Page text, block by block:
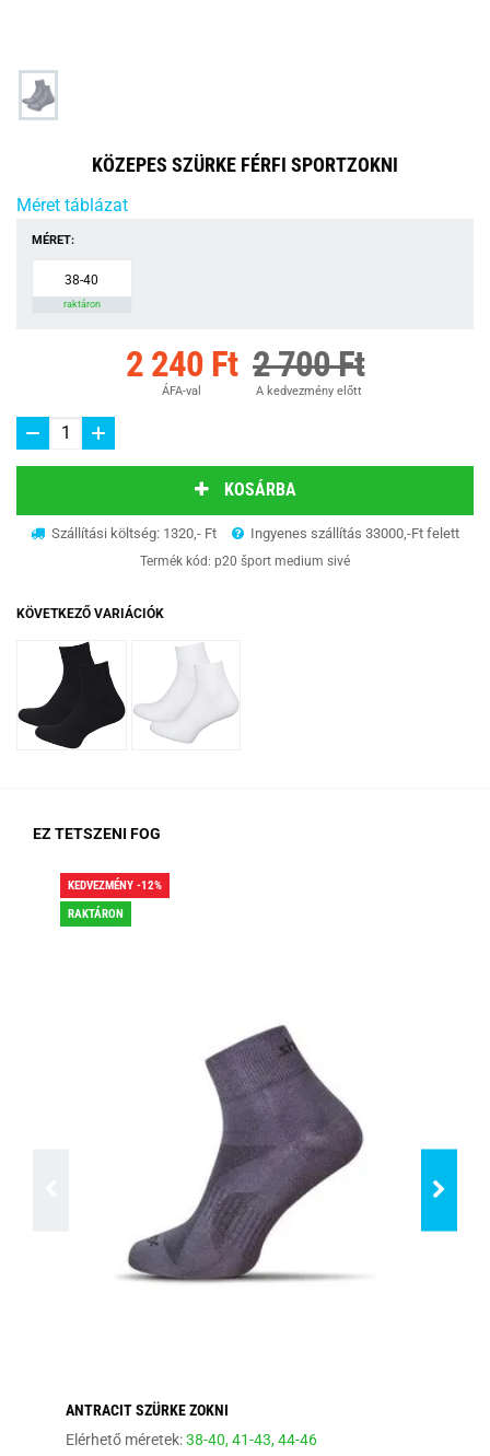
KÖZEPES SZÜRKE FÉRFI SPORTZOKNI
Méret táblázat
MÉRET:
38-40
raktáron
2 240 Ft
ÁFA-val
2 700 Ft
A kedvezmény előtt
KOSÁRBA
Szállítási költség: 1320,- Ft Ingyenes szállítás 33000,-Ft felett
Termék kód: p20 šport medium sivé
KÖVETKEZŐ VARIÁCIÓK
EZ TETSZENI FOG
KEDVEZMÉNY -12%
RAKTÁRON
ANTRACIT SZÜRKE ZOKNI
Elérhető méretek:38-40,41-43,44-46